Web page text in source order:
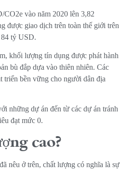
vào năm 2020 lên 3,82
được giao dịch trên toàn thế giới trên
84 tỷ USD.
khối lượng tín dụng được phát hành
bù đắp dựa vào thiên nhiên. Các
triển bền vững cho người dân địa
những dự án đến từ các dự án tránh
đạt mức 0.
cao?
nêu ở trên, chất lượng có nghĩa là sự